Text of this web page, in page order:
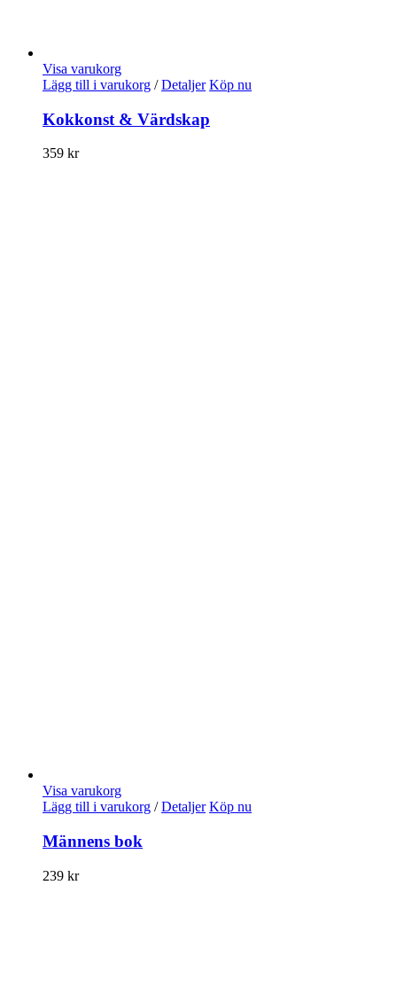
Visa varukorg
Lägg till i varukorg / Detaljer Köp nu
Kokkonst & Värdskap
359 kr
Visa varukorg
Lägg till i varukorg / Detaljer Köp nu
Männens bok
239 kr